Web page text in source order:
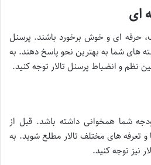
ای
حرفه ای و خوش برخورد باشند. پرسنل
های شما به بهترین نحو پاسخ دهند. به
نظم و انضباط پرسنل تالار توجه کنید.
شما همخوانی داشته باشد. قبل از
و تعرفه های مختلف تالار مطلع شوید. به
نیز توجه کنید.